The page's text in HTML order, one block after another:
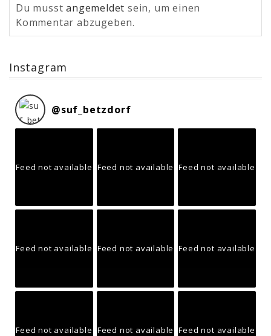
Du musstangemeldet sein, um einen
Kommentar abzugeben.
Instagram
@suf_betzdorf
Feed not available Feed not available Feed not available
Feed not available Feed not available Feed not available
Feed not available Feed not available Feed not available